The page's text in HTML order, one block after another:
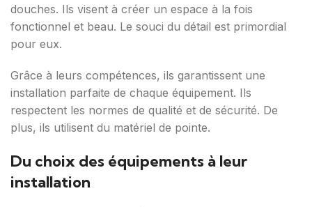
douches. Ils visent à créer un espace à la fois
fonctionnel et beau. Le souci du détail est primordial
pour eux.
Grâce à leurs compétences, ils garantissent une
installation parfaite de chaque équipement. Ils
respectent les normes de qualité et de sécurité. De
plus, ils utilisent du matériel de pointe.
Du choix des équipements à leur
installation